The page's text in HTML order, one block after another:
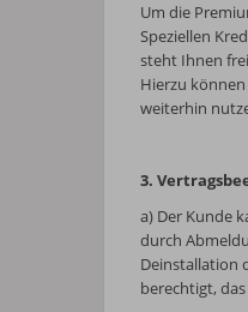
Um die
Speziellen
steht Ihnen
Hierzu
weiterhin
3.
a) Der Kunde
durch
Deinstallation
berechtigt,